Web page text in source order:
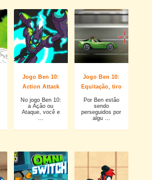
Jogo Ben 10:
Action Attack
No jogo Ben 10:
a Ação ou
Ataque, você e
...
Jogo Ben 10:
Equitação, tiro
Por Ben estão
sendo
perseguidos por
algu ...